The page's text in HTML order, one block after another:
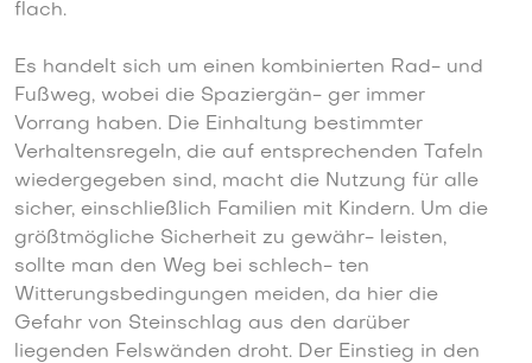
flach.
Es handelt sich um einen kombinierten Rad- und
Fußweg, wobei die Spaziergän- ger immer
Vorrang haben. Die Einhaltung bestimmter
Verhaltensregeln, die auf entsprechenden Tafeln
wiedergegeben sind, macht die Nutzung für alle
sicher, einschließlich Familien mit Kindern. Um die
größtmögliche Sicherheit zu gewähr- leisten,
sollte man den Weg bei schlech- ten
Witterungsbedingungen meiden, da hier die
Gefahr von Steinschlag aus den darüber
liegenden Felswänden droht. Der Einstieg in den